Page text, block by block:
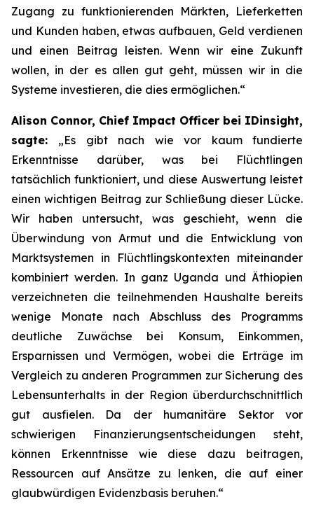
Zugang zu funktionierenden Märkten, Lieferketten
und Kunden haben, etwas aufbauen, Geld verdienen
und einen Beitrag leisten. Wenn wir eine Zukunft
wollen, in der es allen gut geht, müssen wir in die
Systeme investieren, die dies ermöglichen.“
Alison Connor, Chief Impact Officer bei IDinsight,
sagte: „Es gibt nach wie vor kaum fundierte
Erkenntnisse darüber, was bei Flüchtlingen
tatsächlich funktioniert, und diese Auswertung leistet
einen wichtigen Beitrag zur Schließung dieser Lücke.
Wir haben untersucht, was geschieht, wenn die
Überwindung von Armut und die Entwicklung von
Marktsystemen in Flüchtlingskontexten miteinander
kombiniert werden. In ganz Uganda und Äthiopien
verzeichneten die teilnehmenden Haushalte bereits
wenige Monate nach Abschluss des Programms
deutliche Zuwächse bei Konsum, Einkommen,
Ersparnissen und Vermögen, wobei die Erträge im
Vergleich zu anderen Programmen zur Sicherung des
Lebensunterhalts in der Region überdurchschnittlich
gut ausfielen. Da der humanitäre Sektor vor
schwierigen Finanzierungsentscheidungen steht,
können Erkenntnisse wie diese dazu beitragen,
Ressourcen auf Ansätze zu lenken, die auf einer
glaubwürdigen Evidenzbasis beruhen.“